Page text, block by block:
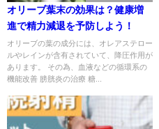
オリーブ葉末の効果は？健康増
進で精力減退を予防しよう！
オリーブの葉の成分には、オレアステロー
ルやレインが含有されていて、降圧作用が
あります。 その為、血液などの循環系の
機能改善 膀胱炎の治療 糖...